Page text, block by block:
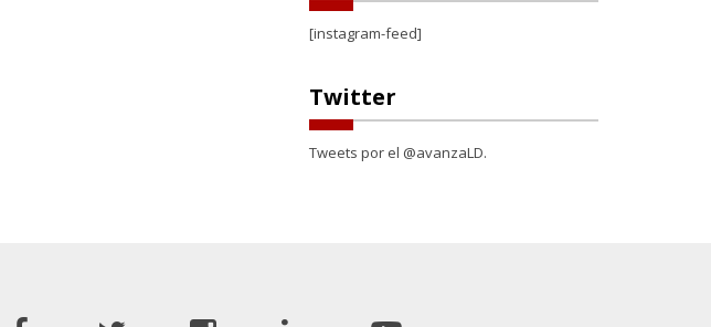
[instagram-feed]
Twitter
Tweets por el @avanzaLD.